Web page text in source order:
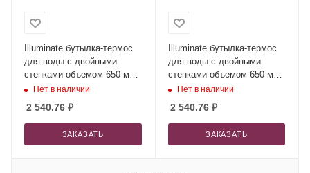
Illuminate бутылка-термос
для воды с двойными
стенками объемом 650 мл
из переработанной
сертифицированной по
стандарту RCS - Красный
Нет в наличии
2 540.76 ₽
ЗАКАЗАТЬ
Illuminate бутылка-термос
для воды с двойными
стенками объемом 650 мл
из переработанной
сертифицированной по
стандарту RCS - Белый
Нет в наличии
2 540.76₽
ЗАКАЗАТЬ